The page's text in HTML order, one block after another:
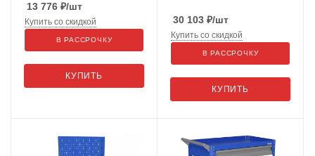
13 776 ₽/шт
КУПИТЬ
Купить со скидкой
В РАССРОЧКУ
30 103 ₽/шт
КУПИТЬ
Купить со скидкой
В РАССРОЧКУ